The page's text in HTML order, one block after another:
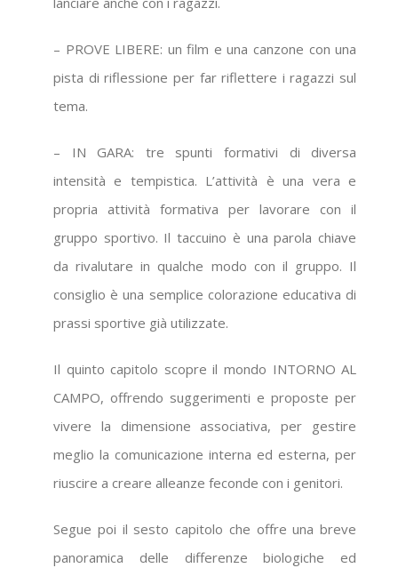
– PROVE LIBERE: un film e una canzone con una
pista di riflessione per far riflettere i ragazzi sul
tema.
– IN GARA: tre spunti formativi di diversa
intensità e tempistica. L’attività è una vera e
propria attività formativa per lavorare con il
gruppo sportivo. Il taccuino è una parola chiave
da rivalutare in qualche modo con il gruppo. Il
consiglio è una semplice colorazione educativa di
prassi sportive già utilizzate.
Il quinto capitolo scopre il mondo INTORNO AL
CAMPO, offrendo suggerimenti e proposte per
vivere la dimensione associativa, per gestire
meglio la comunicazione interna ed esterna, per
riuscire a creare alleanze feconde con i genitori.
Segue poi il sesto capitolo che offre una breve
panoramica delle differenze biologiche ed